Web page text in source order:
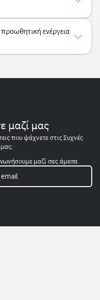
προωθητική ενέργεια
μαζί μας
που ψάχνετε στις Συχνές
μαζί σας άμεσα.
email